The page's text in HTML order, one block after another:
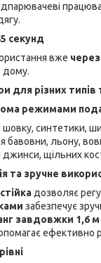
секунд
вже
дому.
для різних типів
режимами
шовку, синтетики,
бавовни, льону,
джинси, щільних
та зручне
дозволяє
забезпечує
завдовжки 1,6 м
ефективно